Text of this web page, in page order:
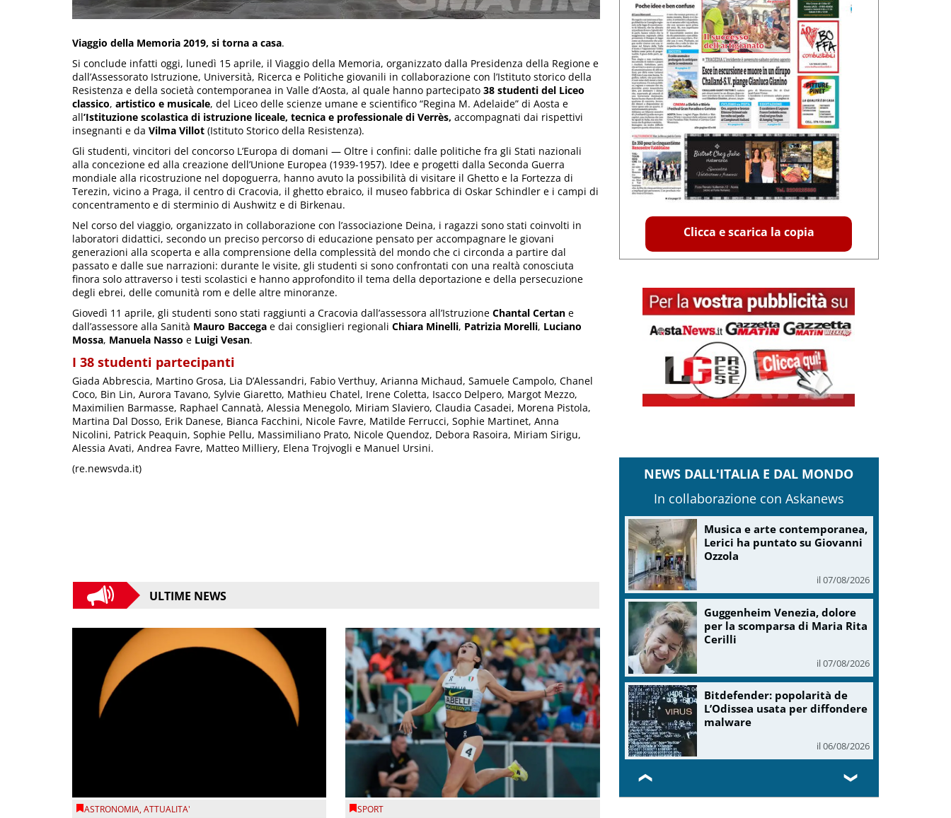
Viaggio della Memoria 2019, si torna a casa.
Si conclude infatti oggi, lunedì 15 aprile, il Viaggio della Memoria, organizzato dalla Presidenza della Regione e
dall’Assessorato Istruzione, Università, Ricerca e Politiche giovanili in collaborazione con l’Istituto storico della
Resistenza e della società contemporanea in Valle d’Aosta, al quale hanno partecipato 38 studenti del Liceo
classico, artistico e musicale, del Liceo delle scienze umane e scientifico “Regina M. Adelaide” di Aosta e
all’Istituzione scolastica di istruzione liceale, tecnica e professionale di Verrès, accompagnati dai rispettivi
insegnanti e da Vilma Villot (Istituto Storico della Resistenza).
Gli studenti, vincitori del concorso L’Europa di domani — Oltre i confini: dalle politiche fra gli Stati nazionali
alla concezione ed alla creazione dell’Unione Europea (1939-1957). Idee e progetti dalla Seconda Guerra
mondiale alla ricostruzione nel dopoguerra, hanno avuto la possibilità di visitare il Ghetto e la Fortezza di
Terezin, vicino a Praga, il centro di Cracovia, il ghetto ebraico, il museo fabbrica di Oskar Schindler e i campi di
concentramento e di sterminio di Aushwitz e di Birkenau.
Nel corso del viaggio, organizzato in collaborazione con l’associazione Deina, i ragazzi sono stati coinvolti in
laboratori didattici, secondo un preciso percorso di educazione pensato per accompagnare le giovani
generazioni alla scoperta e alla comprensione della complessità del mondo che ci circonda a partire dal
passato e dalle sue narrazioni: durante le visite, gli studenti si sono confrontati con una realtà conosciuta
finora solo attraverso i testi scolastici e hanno approfondito il tema della deportazione e della persecuzione
degli ebrei, delle comunità rom e delle altre minoranze.
Giovedì 11 aprile, gli studenti sono stati raggiunti a Cracovia dall’assessora all’Istruzione Chantal Certan e
dall’assessore alla Sanità Mauro Baccega e dai consiglieri regionali Chiara Minelli, Patrizia Morelli, Luciano
Mossa, Manuela Nasso e Luigi Vesan.
I 38 studenti partecipanti
Giada Abbrescia, Martino Grosa, Lia D’Alessandri, Fabio Verthuy, Arianna Michaud, Samuele Campolo, Chanel
Coco, Bin Lin, Aurora Tavano, Sylvie Giaretto, Mathieu Chatel, Irene Coletta, Isacco Delpero, Margot Mezzo,
Maximilien Barmasse, Raphael Cannatà, Alessia Menegolo, Miriam Slaviero, Claudia Casadei, Morena Pistola,
Martina Dal Dosso, Erik Danese, Bianca Facchini, Nicole Favre, Matilde Ferrucci, Sophie Martinet, Anna
Nicolini, Patrick Peaquin, Sophie Pellu, Massimiliano Prato, Nicole Quendoz, Debora Rasoira, Miriam Sirigu,
Alessia Avati, Andrea Favre, Matteo Milliery, Elena Trojvogli e Manuel Ursini.
(re.newsvda.it)
ULTIME NEWS
ASTRONOMIA,ATTUALITA' SPORT
Clicca e scarica la copia
NEWS DALL'ITALIA E DAL MONDO
In collaborazione con Askanews
Musica e arte contemporanea,
Lerici ha puntato su Giovanni
Ozzola
il 07/08/2026
Guggenheim Venezia, dolore
per la scomparsa di Maria Rita
Cerilli
il 07/08/2026
Bitdefender: popolarità de
L’Odissea usata per diffondere
malware
il 06/08/2026
❮ ❯